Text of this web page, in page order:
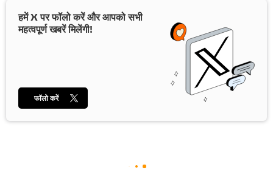
हमें X पर फॉलो करें और आपको सभी
महत्वपूर्ण खबरें मिलेंगी!
फॉलो करें